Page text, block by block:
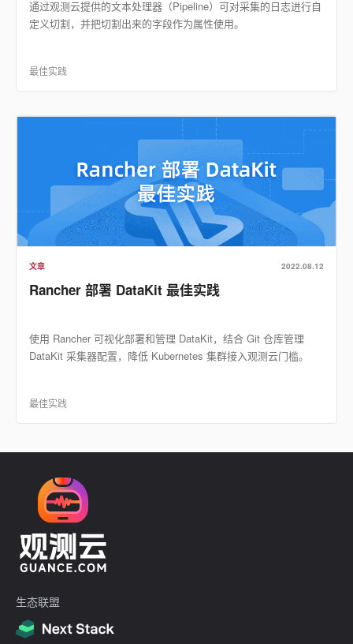
通过观测云提供的文本处理器（Pipeline）可对采集的日志进行自
定义切割，并把切割出来的字段作为属性使用。
最佳实践
文章 2022.08.12
Rancher 部署 DataKit 最佳实践
使用 Rancher 可视化部署和管理 DataKit，结合 Git 仓库管理
DataKit 采集器配置，降低 Kubernetes 集群接入观测云门槛。
最佳实践
生态联盟